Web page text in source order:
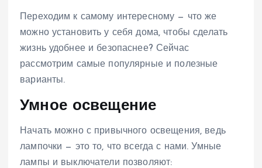
Переходим к самому интересному — что же
можно установить у себя дома, чтобы сделать
жизнь удобнее и безопаснее? Сейчас
рассмотрим самые популярные и полезные
варианты.
Умное освещение
Начать можно с привычного освещения, ведь
лампочки — это то, что всегда с нами. Умные
лампы и выключатели позволяют: